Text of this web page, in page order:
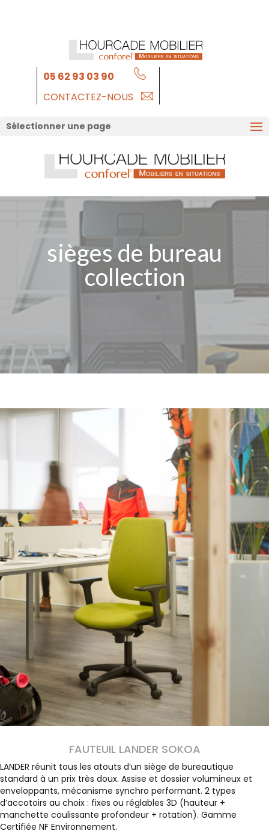
05 62 93 03 90
CONTACTEZ-NOUS
Sélectionner une page
sièges de bureau
collection
FAUTEUIL LANDER SOKOA
LANDER réunit tous les atouts d’un siège de bureautique
standard à un prix très doux. Assise et dossier volumineux et
enveloppants, mécanisme synchro performant. 2 types
d’accotoirs au choix : fixes ou réglables 3D (hauteur +
manchette coulissante profondeur + rotation). Gamme
Certifiée NF Environnement.